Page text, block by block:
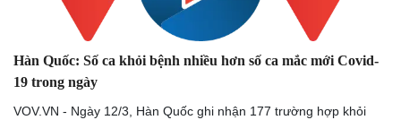
Hàn Quốc: Số ca khỏi bệnh nhiều hơn số ca mắc mới Covid-
19 trong ngày
VOV.VN - Ngày 12/3, Hàn Quốc ghi nhận 177 trường hợp khỏi